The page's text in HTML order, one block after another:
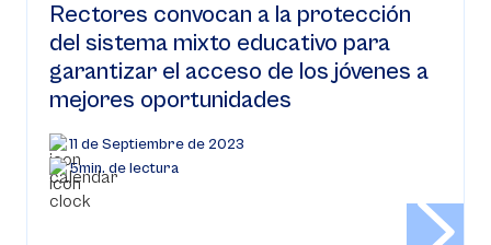
Rectores convocan a la protección
del sistema mixto educativo para
garantizar el acceso de los jóvenes a
mejores oportunidades
11 de Septiembre de 2023
5min. de lectura